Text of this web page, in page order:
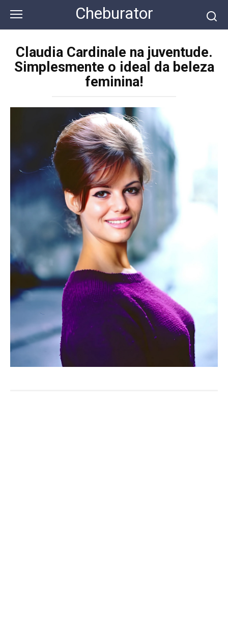
контенту
Cheburator
Claudia Cardinale na juventude.
Simplesmente o ideal da beleza
feminina!